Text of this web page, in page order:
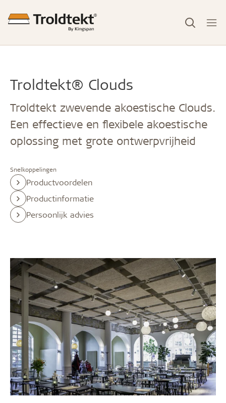
Troldtekt® Clouds
Troldtekt zwevende akoestische Clouds.
Een effectieve en flexibele akoestische
oplossing met grote ontwerpvrijheid
Snelkoppelingen
Productvoordelen
Productinformatie
Persoonlijk advies